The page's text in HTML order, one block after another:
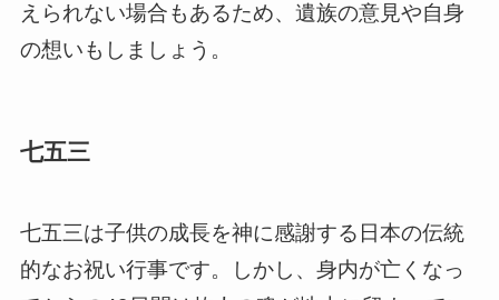
えられない場合もあるため、遺族の意見や自身
の想いもしましょう。
七五三
七五三は子供の成長を神に感謝する日本の伝統
的なお祝い行事です。しかし、身内が亡くなっ